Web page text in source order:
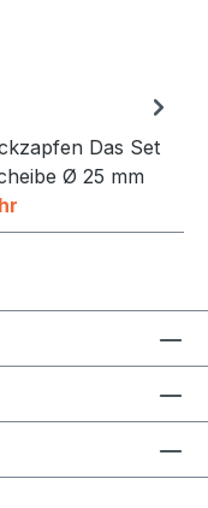
Das Set
Ø 25 mm